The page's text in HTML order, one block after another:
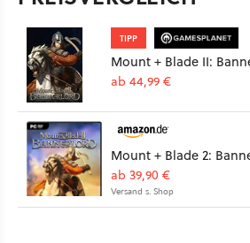
TIPP
Mount + Blade II:
ab 44,99 €
Mount + Blade 2:
ab 39,90 €
Versand s. Shop